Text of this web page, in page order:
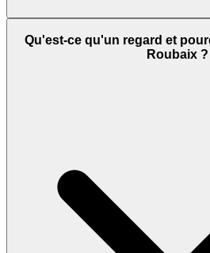
Qu'est-ce qu'un regard et
Roubaix ?